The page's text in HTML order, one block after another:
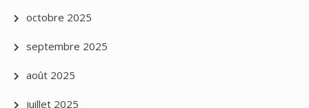
octobre 2025
septembre 2025
août 2025
juillet 2025